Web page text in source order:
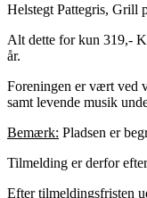
Helstegt Pattegris, Grill
Alt dette for kun 319,-
år.
Foreningen er vært ved
samt levende musik
Bemærk: Pladsen er
Tilmelding er derfor
Efter tilmeldingsfristen